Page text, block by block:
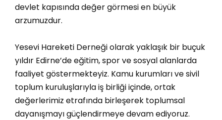
devlet kapısında değer görmesi en büyük
arzumuzdur.
Yesevi Hareketi Derneği olarak yaklaşık bir buçuk
yıldır Edirne’de eğitim, spor ve sosyal alanlarda
faaliyet göstermekteyiz. Kamu kurumları ve sivil
toplum kuruluşlarıyla iş birliği içinde, ortak
değerlerimiz etrafında birleşerek toplumsal
dayanışmayı güçlendirmeye devam ediyoruz.